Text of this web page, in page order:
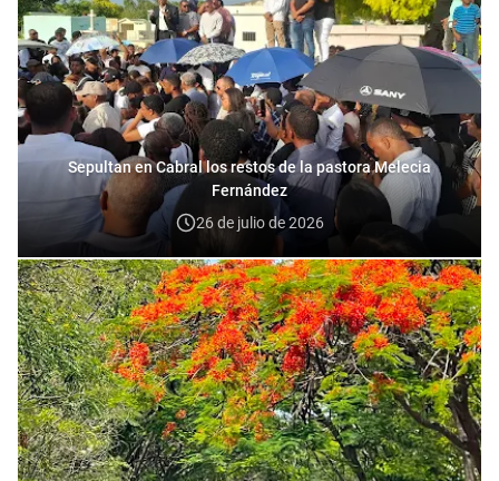
Sepultan en Cabral los restos de la pastora Melecia
Fernández
26 de julio de 2026